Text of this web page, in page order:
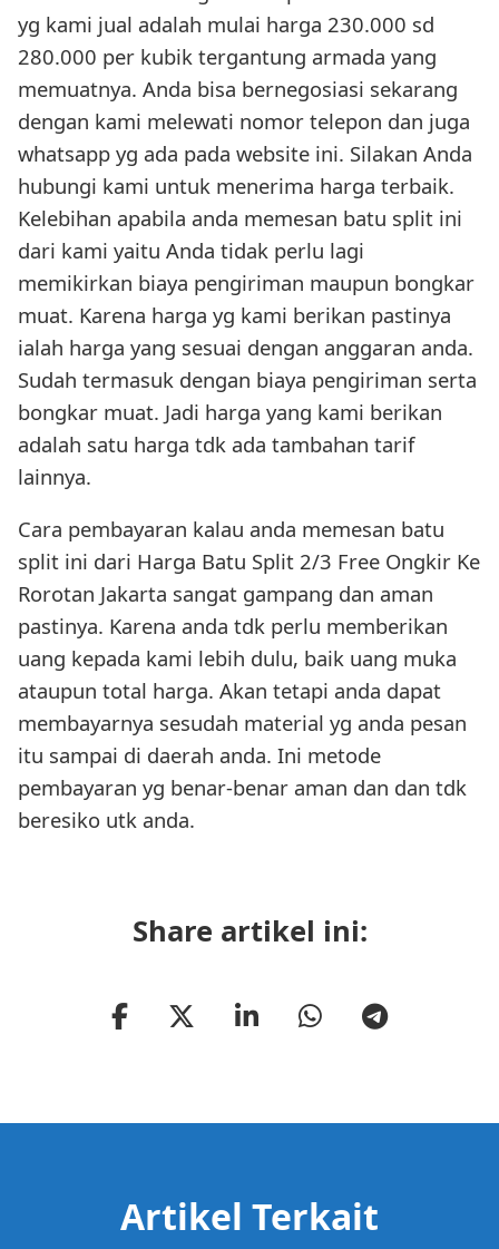
yg kami jual adalah mulai harga 230.000 sd
280.000 per kubik tergantung armada yang
memuatnya. Anda bisa bernegosiasi sekarang
dengan kami melewati nomor telepon dan juga
whatsapp yg ada pada website ini. Silakan Anda
hubungi kami untuk menerima harga terbaik.
Kelebihan apabila anda memesan batu split ini
dari kami yaitu Anda tidak perlu lagi
memikirkan biaya pengiriman maupun bongkar
muat. Karena harga yg kami berikan pastinya
ialah harga yang sesuai dengan anggaran anda.
Sudah termasuk dengan biaya pengiriman serta
bongkar muat. Jadi harga yang kami berikan
adalah satu harga tdk ada tambahan tarif
lainnya.
Cara pembayaran kalau anda memesan batu
split ini dari Harga Batu Split 2/3 Free Ongkir Ke
Rorotan Jakarta sangat gampang dan aman
pastinya. Karena anda tdk perlu memberikan
uang kepada kami lebih dulu, baik uang muka
ataupun total harga. Akan tetapi anda dapat
membayarnya sesudah material yg anda pesan
itu sampai di daerah anda. Ini metode
pembayaran yg benar-benar aman dan dan tdk
beresiko utk anda.
Share artikel ini:
Artikel Terkait